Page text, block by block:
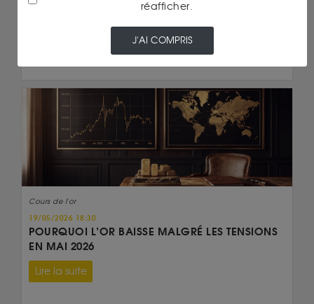
Cours de l'or
19/05/2026 18:30
POURQUOI L’OR BAISSE MALGRÉ LES TENSIONS
EN MAI 2026
Lire la suite
réafficher.
J'AI COMPRIS